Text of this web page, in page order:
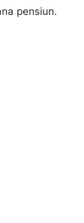
pensiun.